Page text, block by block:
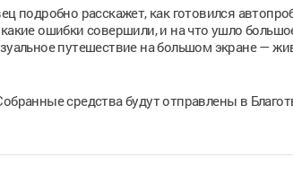
подробно расскажет, как готовился
ошибки совершили, и на что ушло
путешествие на большом экране —
средства будут отправлены в